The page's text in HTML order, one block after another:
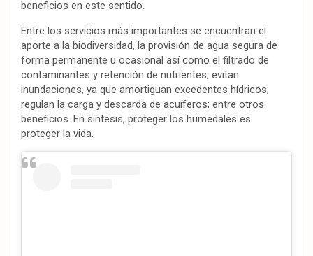
beneficios en este sentido.
Entre los servicios más importantes se encuentran el
aporte a la biodiversidad, la provisión de agua segura de
forma permanente u ocasional así como el filtrado de
contaminantes y retención de nutrientes; evitan
inundaciones, ya que amortiguan excedentes hídricos;
regulan la carga y descarda de acuíferos; entre otros
beneficios. En síntesis, proteger los humedales es
proteger la vida.